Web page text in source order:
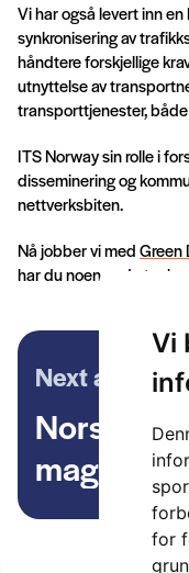
Vi
for
Vi har også levert inn
synkronisering av
håndtere forskjellige
utnyttelse av
transporttjenester,
ITS Norway sin rolle i
disseminering og
nettverksbiten.
Nå jobber vi medGreen
har du noen gode
Next article
trafikkdata